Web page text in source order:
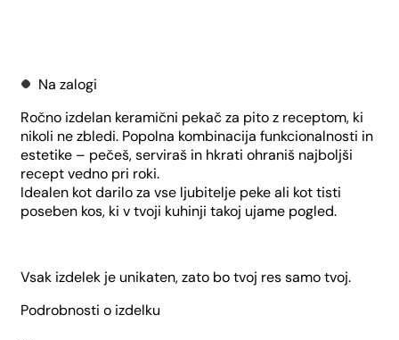
Na zalogi
Ročno izdelan keramični pekač za pito z receptom, ki
nikoli ne zbledi. Popolna kombinacija funkcionalnosti in
estetike – pečeš, serviraš in hkrati ohraniš najboljši
recept vedno pri roki.
Idealen kot darilo za vse ljubitelje peke ali kot tisti
poseben kos, ki v tvoji kuhinji takoj ujame pogled.
Vsak izdelek je unikaten, zato bo tvoj res samo tvoj.
Podrobnosti o izdelku